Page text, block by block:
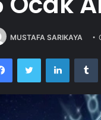
MUSTAFA SARIKAYA
FacebookTwitter LinkedIn